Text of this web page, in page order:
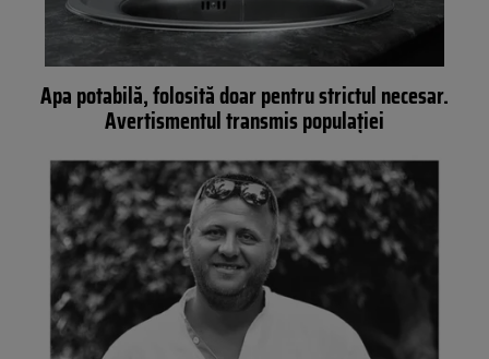
Apa potabilă, folosită doar pentru strictul necesar.
Avertismentul transmis populației